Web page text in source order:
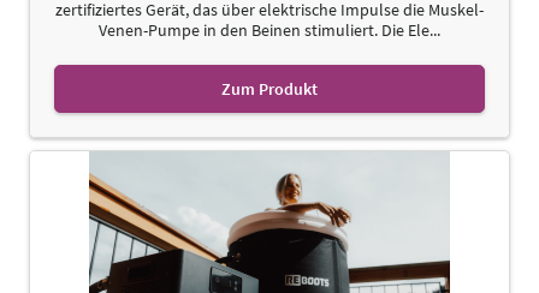
zertifiziertes Gerät, das über elektrische Impulse die Muskel-
Venen-Pumpe in den Beinen stimuliert. Die Ele...
Zum Produkt